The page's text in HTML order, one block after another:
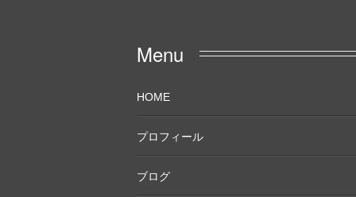
Menu
HOME
プロフィール
ブログ